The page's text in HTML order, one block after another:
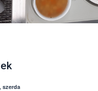
szerda